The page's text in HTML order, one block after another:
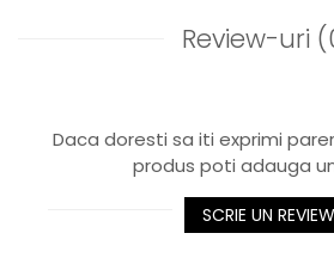
Review-uri
Daca doresti sa iti exprimi
produs poti adauga
SCRIE UN REVIEW